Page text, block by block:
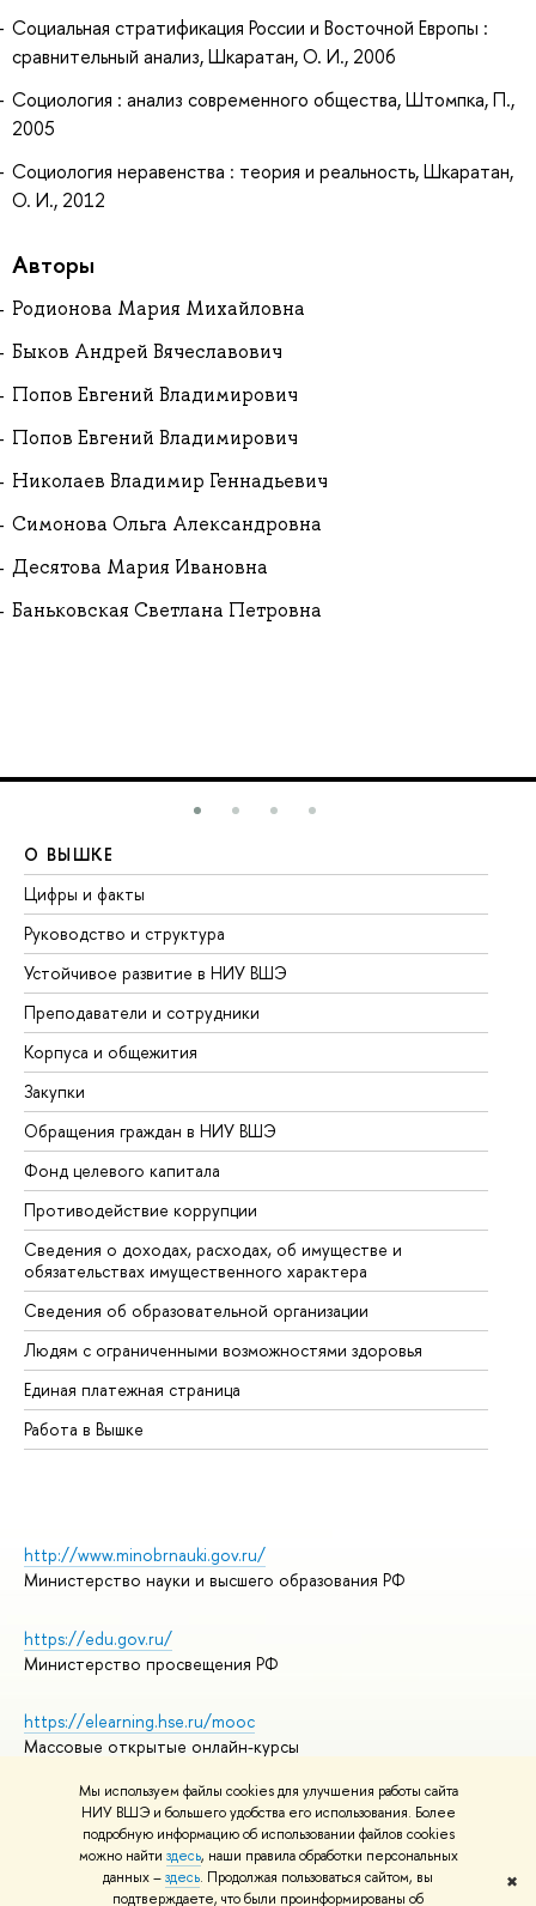
Мы используем файлы cookies для улучшения работы сайта
НИУ ВШЭ и большего удобства его использования. Более
подробную информацию об использовании файлов cookies
можно найти здесь, наши правила обработки персональных
данных –здесь. Продолжая пользоваться сайтом, вы
подтверждаете, что были проинформированы об
✖
Социальная стратификация России и Восточной Европы :
сравнительный анализ, Шкаратан, О. И., 2006
Социология : анализ современного общества, Штомпка, П.,
2005
Социология неравенства : теория и реальность, Шкаратан,
О. И., 2012
Авторы
Родионова Мария Михайловна
Быков Андрей Вячеславович
Попов Евгений Владимирович
Попов Евгений Владимирович
Николаев Владимир Геннадьевич
Симонова Ольга Александровна
Десятова Мария Ивановна
Баньковская Светлана Петровна
О ВЫШКЕ
Цифры и факты
Руководство и структура
Устойчивое развитие в НИУ ВШЭ
Преподаватели и сотрудники
Корпуса и общежития
Закупки
Обращения граждан в НИУ ВШЭ
Фонд целевого капитала
Противодействие коррупции
Сведения о доходах, расходах, об имуществе и
обязательствах имущественного характера
Сведения об образовательной организации
Людям с ограниченными возможностями здоровья
Единая платежная страница
Работа в Вышке
http://www.minobrnauki.gov.ru/
Министерство науки и высшего образования РФ
https://edu.gov.ru/
Министерство просвещения РФ
https://elearning.hse.ru/mooc
Массовые открытые онлайн-курсы
© НИУ ВШЭ 1993–2026
Адреса и контакты
Условия использования материалов
Политика конфиденциальности